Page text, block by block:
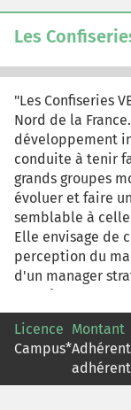
franchise, -
mise en oeuvre.
Les
"Les Confiseries
Nord de la
développement
conduite à tenir
grands groupes
évoluer et faire
semblable à
Elle envisage de
perception du
d'un manager
pour être en
chances, la
dans le statut de
ce souhaitable ?
au management
Licence
Campus*
Montant